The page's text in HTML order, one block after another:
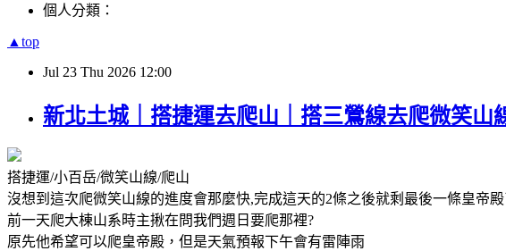
個人分類：
▲top
Jul 23 Thu 2026 12:00
新北土城｜搭捷運去爬山｜搭三鶯線去爬微笑
搭捷運/小百岳/微笑山線/爬山
沒想到這次爬微笑山線的進度會那麼快,完成這天的2條之後就剩最後一條皇帝殿
前一天爬大棟山系時主揪在問我們週日要爬那裡?
原先他希望可以爬皇帝殿，但是天氣預報下午會有雷陣雨